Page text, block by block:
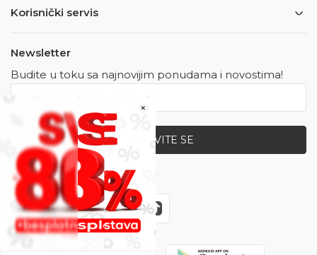
×
Korisnički servis
Newsletter
Budite u toku sa najnovijim ponudama i novostima!
PRIJAVITE SE
Zapratite nas